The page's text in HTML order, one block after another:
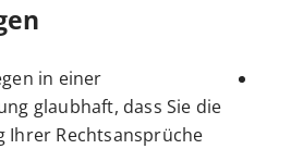
in einer
glaubhaft, dass Sie die
Ihrer Rechtsansprüche